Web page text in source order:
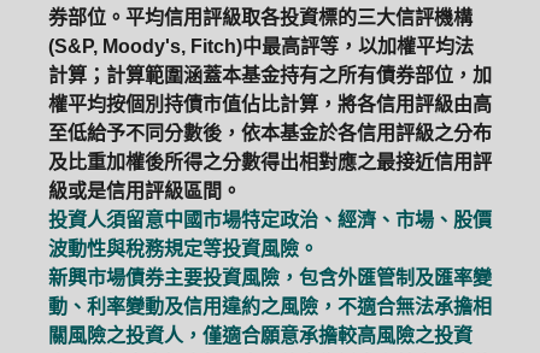
券部位。平均信用評級取各投資標的三大信評機構
(S&P, Moody's, Fitch)中最高評等，以加權平均法
計算；計算範圍涵蓋本基金持有之所有債券部位，加
權平均按個別持債市值佔比計算，將各信用評級由高
至低給予不同分數後，依本基金於各信用評級之分布
及比重加權後所得之分數得出相對應之最接近信用評
級或是信用評級區間。
投資人須留意中國市場特定政治、經濟、市場、股價
波動性與稅務規定等投資風險。
新興市場債券主要投資風險，包含外匯管制及匯率變
動、利率變動及信用違約之風險，不適合無法承擔相
關風險之投資人，僅適合願意承擔較高風險之投資